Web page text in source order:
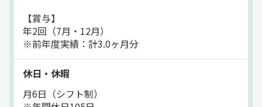
【賞与】
年2回（7月・12月）
※前年度実績：計3.0ヶ月分
休日・休暇
月6日（シフト制）